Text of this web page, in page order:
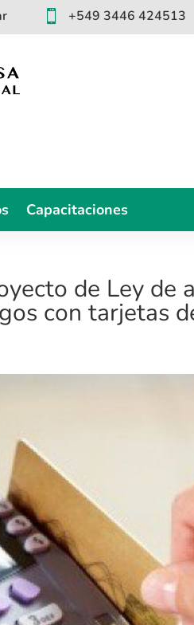
 +549 3446 424513
Capacitaciones
de Ley de
con tarjetas